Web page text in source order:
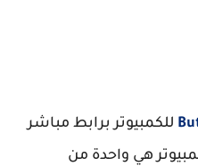
للكمبيوتر برابط مباشر
هي واحدة من